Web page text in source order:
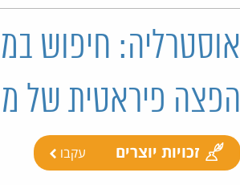
אוסטרליה: חיפוש
הפצה פיראטית של
זכויות יוצרים עקבו